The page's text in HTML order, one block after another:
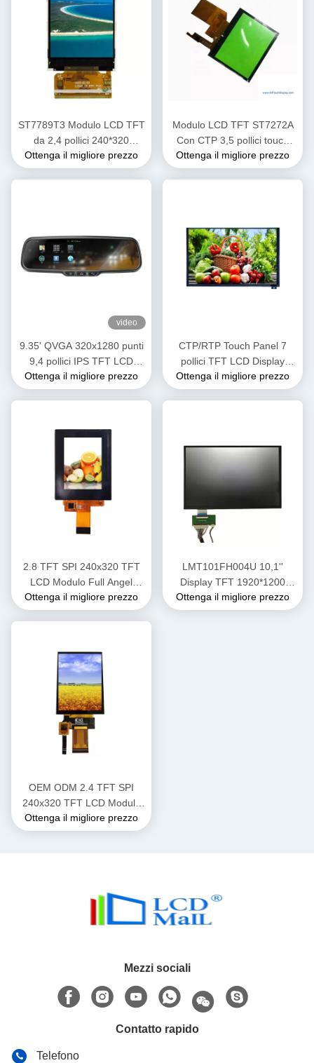
ST7789T3 Modulo LCD TFT
da 2,4 pollici 240*320
Risoluzione 40 PIN
Ottenga il migliore prezzo
Modulo LCD TFT ST7272A
Con CTP 3,5 pollici touch
screen Interfaccia RGB
480cd/M2 Luminosità
Ottenga il migliore prezzo
video
9.35' QVGA 320x1280 punti
9,4 pollici IPS TFT LCD
Modulo MIPI Interface
Display
Ottenga il migliore prezzo
CTP/RTP Touch Panel 7
pollici TFT LCD Display
Screen 900 Nits Luminosità
Ottenga il migliore prezzo
2.8 TFT SPI 240x320 TFT
LCD Modulo Full Angel
QVGA BOE schermo LCD
Ottenga il migliore prezzo
LMT101FH004U 10,1''
Display TFT 1920*1200
Display LCD ad alta
luminosità 700 Nits
Ottenga il migliore prezzo
OEM ODM 2.4 TFT SPI
240x320 TFT LCD Module
Display con interfaccia
SPI/MPU/RGB
Ottenga il migliore prezzo
Mezzi sociali
Contatto rapido
Telefono